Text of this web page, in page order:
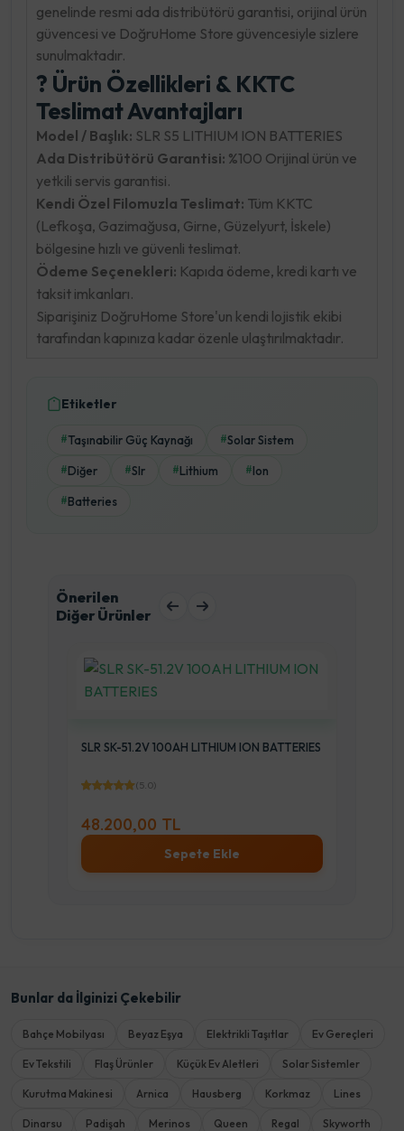
genelinde resmi ada distribütörü garantisi, orijinal ürün
güvencesi ve DoğruHome Store güvencesiyle sizlere
sunulmaktadır.
? Ürün Özellikleri & KKTC
Teslimat Avantajları
Model / Başlık: SLR S5 LITHIUM ION BATTERIES
Ada Distribütörü Garantisi: %100 Orijinal ürün ve
yetkili servis garantisi.
Kendi Özel Filomuzla Teslimat: Tüm KKTC
(Lefkoşa, Gazimağusa, Girne, Güzelyurt, İskele)
bölgesine hızlı ve güvenli teslimat.
Ödeme Seçenekleri: Kapıda ödeme, kredi kartı ve
taksit imkanları.
Siparişiniz DoğruHome Store'un kendi lojistik ekibi
tarafından kapınıza kadar özenle ulaştırılmaktadır.
Etiketler
#Taşınabilir Güç Kaynağı #Solar Sistem
#Diğer #Slr #Lithium #Ion
#Batteries
Önerilen
Diğer Ürünler
SLR SK-51.2V 100AH LITHIUM ION BATTERIES
(5.0)
48.200,00 TL
Sepete Ekle
Bunlar da İlginizi Çekebilir
Bahçe Mobilyası Beyaz Eşya Elektrikli Taşıtlar Ev Gereçleri
Ev Tekstili Flaş Ürünler Küçük Ev Aletleri Solar Sistemler
Kurutma Makinesi Arnica Hausberg Korkmaz Lines
Dinarsu Padişah Merinos Queen Regal Skyworth